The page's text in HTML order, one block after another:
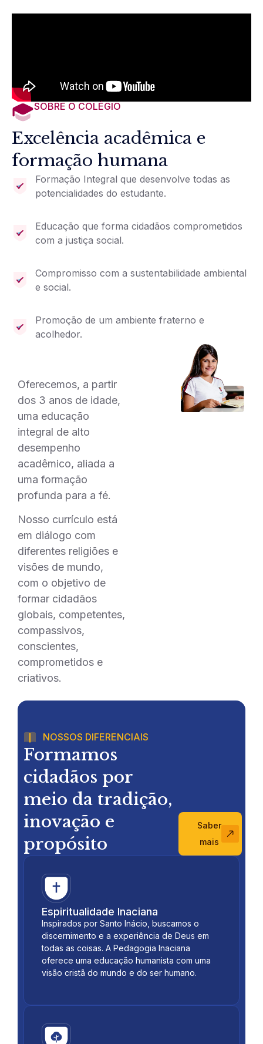
SOBRE O COLÉGIO
Excelência acadêmica e
formação humana
Formação Integral que desenvolve todas as
potencialidades do estudante.
Educação que forma cidadãos comprometidos
com a justiça social.
Compromisso com a sustentabilidade ambiental
e social.
Promoção de um ambiente fraterno e
acolhedor.
Oferecemos, a partir
dos 3 anos de idade,
uma educação
integral de alto
desempenho
acadêmico, aliada a
uma formação
profunda para a fé.
Nosso currículo está
em diálogo com
diferentes religiões e
visões de mundo,
com o objetivo de
formar cidadãos
globais, competentes,
compassivos,
conscientes,
comprometidos e
criativos.
NOSSOS DIFERENCIAIS
Formamos
cidadãos por
meio da tradição,
inovação e
propósito
Saber
mais
Espiritualidade Inaciana
Inspirados por Santo Inácio, buscamos o
discernimento e a experiência de Deus em
todas as coisas. A Pedagogia Inaciana
oferece uma educação humanista com uma
visão cristã do mundo e do ser humano.